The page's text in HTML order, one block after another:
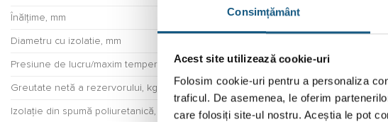
Consimțământ
Acest site utilizează cookie-uri
Folosim cookie-uri pentru a personaliza
traficul. De asemenea, le oferim
care folosiți site-ul nostru. Aceștia le pot
Înălțime, mm
Diametru cu izolatie, mm
Presiune de lucru/maxim temperatura, bar/C
Greutate netă a rezervorului, kg
Izolație din spumă poliuretanică, mm